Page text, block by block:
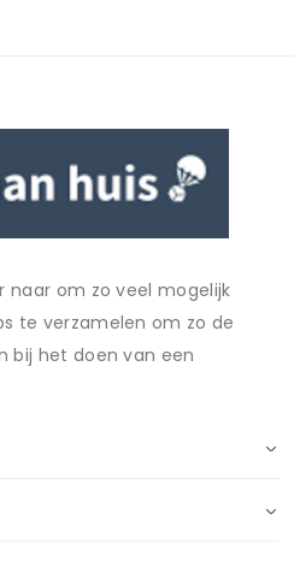
om zo veel mogelijk
te verzamelen om zo de
bij het doen van een